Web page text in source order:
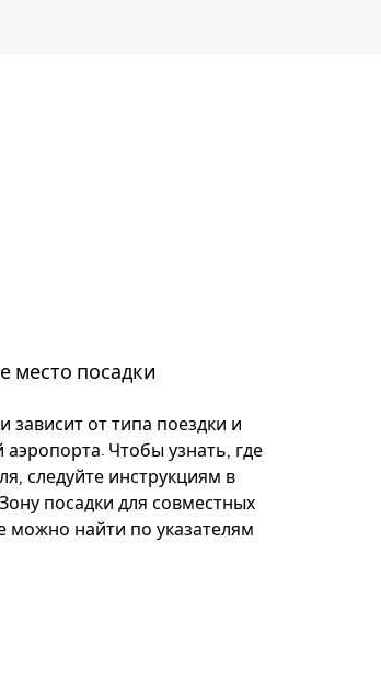
место посадки
зависит от типа поездки и
аэропорта. Чтобы узнать, где
следуйте инструкциям в
посадки для совместных
можно найти по указателям